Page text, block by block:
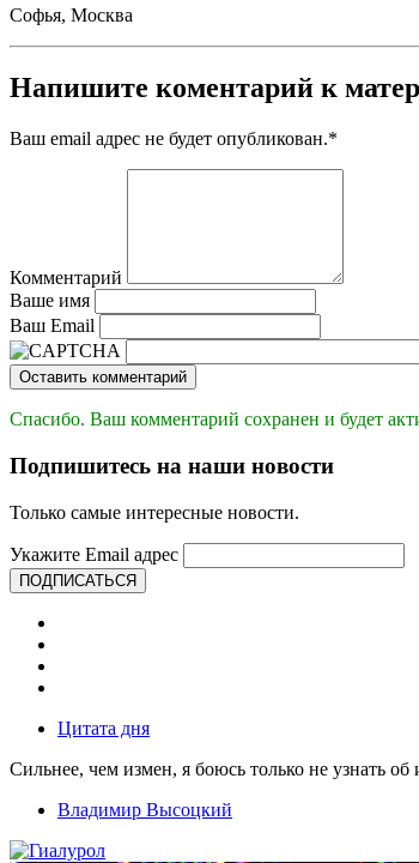
Софья, Москва
Напишите коментарий к
Ваш email адрес не будет опубликован.*
Комментарий
Ваше имя
Ваш Email
Оставить комментарий
Спасибо. Ваш комментарий сохранен и будет
Подпишитесь на наши новости
Только самые интересные новости.
Укажите Email адрес
ПОДПИСАТЬСЯ
Цитата дня
Сильнее, чем измен, я боюсь только не узнать
Владимир Высоцкий